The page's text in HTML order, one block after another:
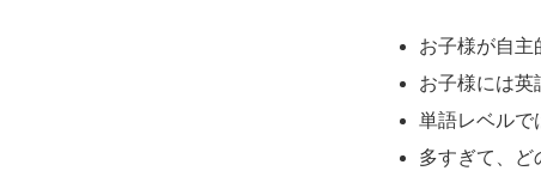
お子様が自主
お子様には英
単語レベルで
多すぎて、ど